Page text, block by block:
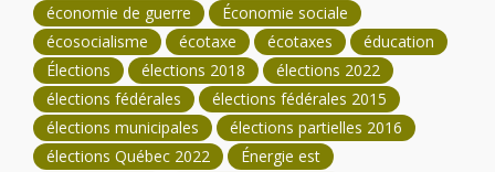
économie de guerre
Économie sociale
écosocialisme
écotaxe écotaxes
éducation
Élections
élections 2018
élections 2022
élections fédérales
élections fédérales 2015
élections municipales
élections partielles 2016
élections Québec 2022
Énergie est